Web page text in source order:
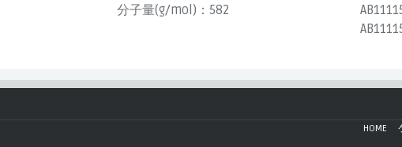
分子量(g/mol)： 582
HOME